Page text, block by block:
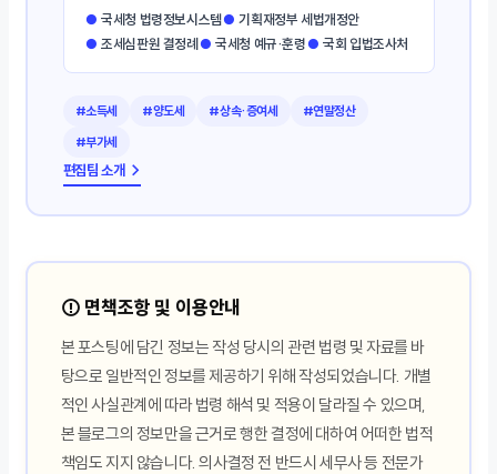
● 국세청 법령정보시스템● 기획재정부 세법개정안
● 조세심판원 결정례 ● 국세청 예규·훈령● 국회 입법조사처
#소득세 #양도세 #상속·증여세
#연말정산
#부가세
편집팀 소개 →
⚠️ 면책조항 및 이용안내
본 포스팅에 담긴 정보는 작성 당시의 관련 법령 및 자료를 바
탕으로 일반적인 정보를 제공하기 위해 작성되었습니다. 개별
적인 사실관계에 따라 법령 해석 및 적용이 달라질 수 있으며,
본 블로그의 정보만을 근거로 행한 결정에 대하여 어떠한 법적
책임도 지지 않습니다. 의사결정 전 반드시 세무사 등 전문가